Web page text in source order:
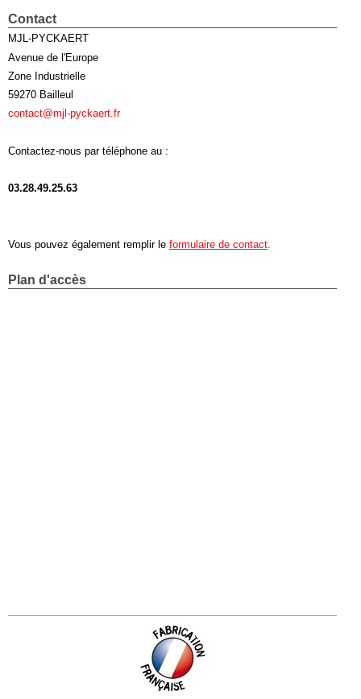
Contact
MJL-PYCKAERT
Avenue de l'Europe
Zone Industrielle
59270 Bailleul
contact@mjl-pyckaert.fr
Contactez-nous par téléphone au :
03.28.49.25.63
Vous pouvez également remplir le formulaire de contact.
Plan d'accès